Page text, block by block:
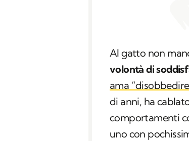
Al gatto non
volontà di
ama
di anni, ha
comportamenti
uno con